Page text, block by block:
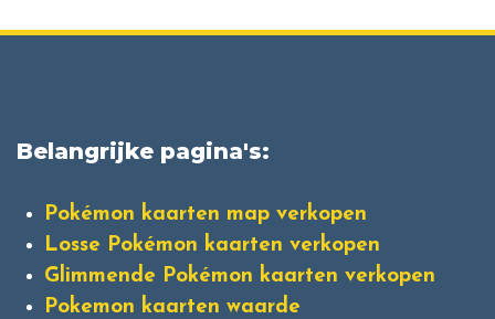
Belangrijke pagina's:
Pokémon kaarten map verkopen
Losse Pokémon kaarten verkopen
Glimmende Pokémon kaarten verkopen
Pokemon kaarten waarde